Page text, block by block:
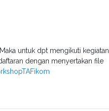
untuk dpt mengikuti kegiatan
dengan menyertakan file